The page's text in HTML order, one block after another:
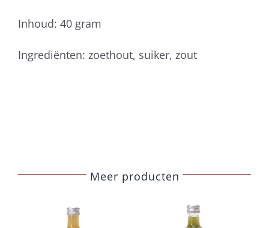
Inhoud: 40 gram
Ingrediënten: zoethout, suiker, zout
Meer producten
Belberry
Belberry